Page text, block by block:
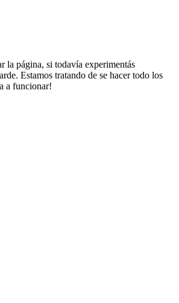
la página, si todavía experimentás
Estamos tratando de se hacer todo los
a funcionar!